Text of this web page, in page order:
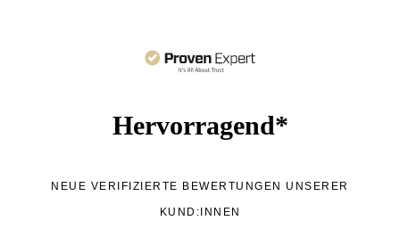
Hervorragend*
NEUE VERIFIZIERTE BEWERTUNGEN UNSERER
KUND:INNEN